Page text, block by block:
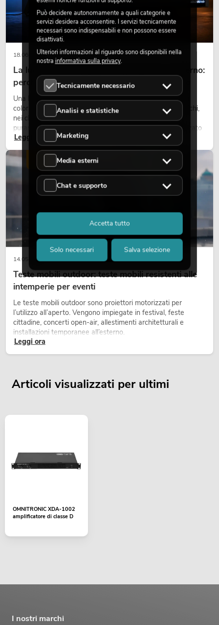
18.06.2026
La luce retrò nel design illuminotecnico moderno:
perché la luce calda torna ad avere successo
Una luce molto calda, superfici luminose visibili e accenti
colorati caratterizzano molti lighting design attuali su palchi,
nei club e negli eventi. La luce rétro non è un effetto
puramente nostalgico, ma uno strumento di design utilizzato
in modo consapevole: crea atmosfera, dona carattere alle
scene e può rendere più emozionali i setup LED tecnici.
Leggi ora
14.05.2026
Teste mobili outdoor: teste mobili resistenti alle
intemperie per eventi
Le teste mobili outdoor sono proiettori motorizzati per
l’utilizzo all’aperto. Vengono impiegate in festival, feste
cittadine, concerti open-air, allestimenti architetturali e
installazioni temporanee all’esterno.
Leggi ora
Articoli visualizzati per ultimi
OMNITRONIC XDA-1002
amplificatore di classe D
I nostri marchi
Può decidere autonomamente a quali categorie e
servizi desidera acconsentire. I servizi tecnicamente
necessari sono indispensabili e non possono essere
disattivati.
Ulteriori informazioni al riguardo sono disponibili nella
nostra informativa sulla privacy.
Tecnicamente necessario
Analisi e statistiche
Marketing
Media esterni
Chat e supporto
Solo necessari Salva selezione
Accetta tutto